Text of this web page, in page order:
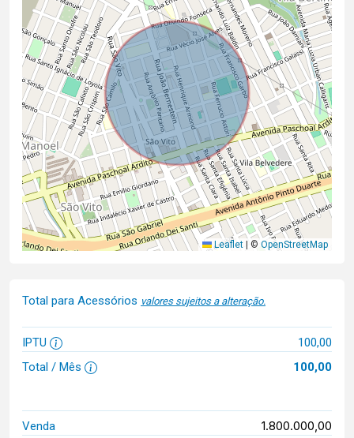
Leaflet | © OpenStreetMap
Total para Acessórios valores sujeitos a alteração.
IPTU
100,00
Total / Mês
100,00
Venda 1.800.000,00